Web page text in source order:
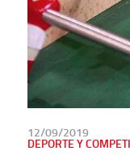
PUBLICADO
EN
12/09/2019
DEPORTE Y